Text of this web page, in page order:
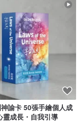
諭卡 50張手繪個人成
靈成長・自我引導